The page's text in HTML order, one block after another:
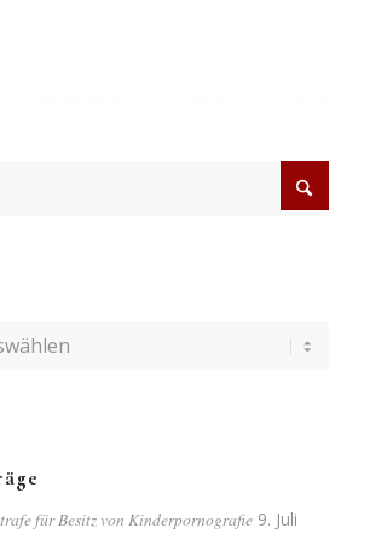
für Besitz von Kinderpornografie 9. Juli